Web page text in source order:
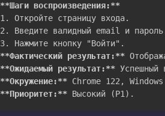
**Шаги воспроизведения:**
1.
2.
3.
**Фактический результат:**
**Ожидаемый результат:**
**Окружение:**
**Приоритет:** Высокий (P1).